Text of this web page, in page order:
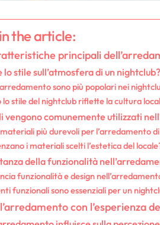
the article:
principali
lo stile sull’atmosfera di un nightclub?
sono più popolari nei
lo stile del nightclub riflette la cultura
vengono comunemente utilizzati
più durevoli per l’arredamento
i materiali scelti l’estetica del
della funzionalità
funzionalità e design
funzionali sono essenziali per un
con l’esperienza